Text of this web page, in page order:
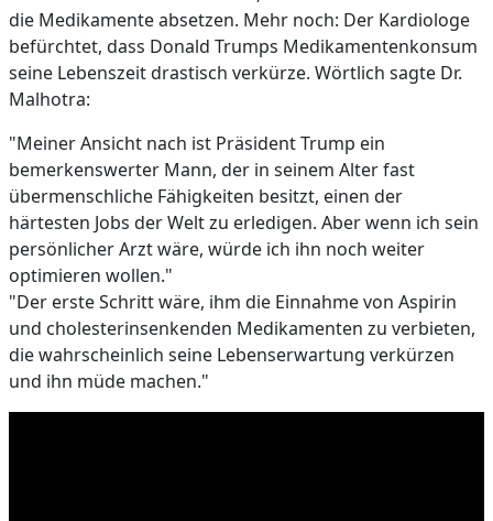
die Medikamente absetzen. Mehr noch: Der Kardiologe
befürchtet, dass Donald Trumps Medikamentenkonsum
seine Lebenszeit drastisch verkürze. Wörtlich sagte Dr.
Malhotra:
"Meiner Ansicht nach ist Präsident Trump ein
bemerkenswerter Mann, der in seinem Alter fast
übermenschliche Fähigkeiten besitzt, einen der
härtesten Jobs der Welt zu erledigen. Aber wenn ich sein
persönlicher Arzt wäre, würde ich ihn noch weiter
optimieren wollen."
"Der erste Schritt wäre, ihm die Einnahme von Aspirin
und cholesterinsenkenden Medikamenten zu verbieten,
die wahrscheinlich seine Lebenserwartung verkürzen
und ihn müde machen."